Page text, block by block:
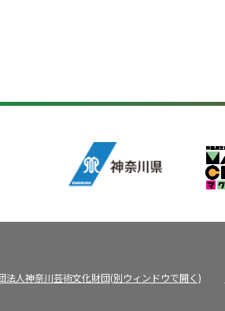
法人神奈川芸術文化財団(別ウィンドウで開く)